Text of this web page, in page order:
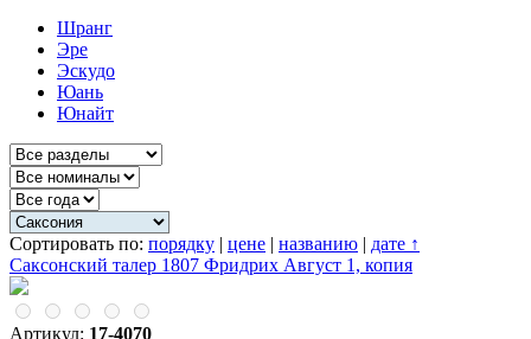
Шранг
Эре
Эскудо
Юань
Юнайт
Сортировать по: порядку | цене | названию | дате ↑
Саксонский талер 1807 Фридрих Август 1, копия
Артикул: 17-4070